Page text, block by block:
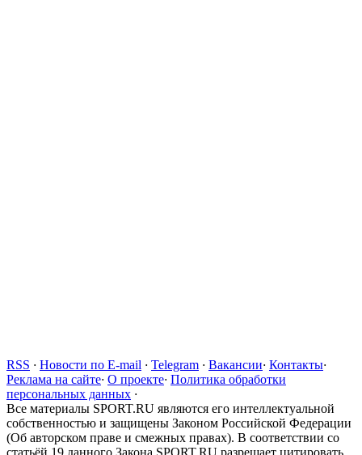
RSS · Новости по E-mail · Telegram · Вакансии· Контакты·
Реклама на сайте· О проекте· Политика обработки
персональных данных ·
Все материалы SPORT.RU являются его интеллектуальной
собственностью и защищены Законом Российской Федерации
(Об авторском праве и смежных правах). В соответствии со